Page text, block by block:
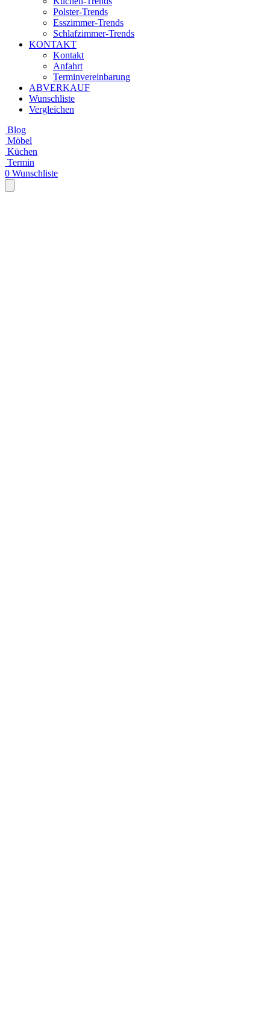
Polster-Trends
Esszimmer-Trends
Schlafzimmer-Trends
KONTAKT
Kontakt
Anfahrt
Terminvereinbarung
ABVERKAUF
Wunschliste
Vergleichen
Blog
Möbel
Küchen
Termin
0 Wunschliste